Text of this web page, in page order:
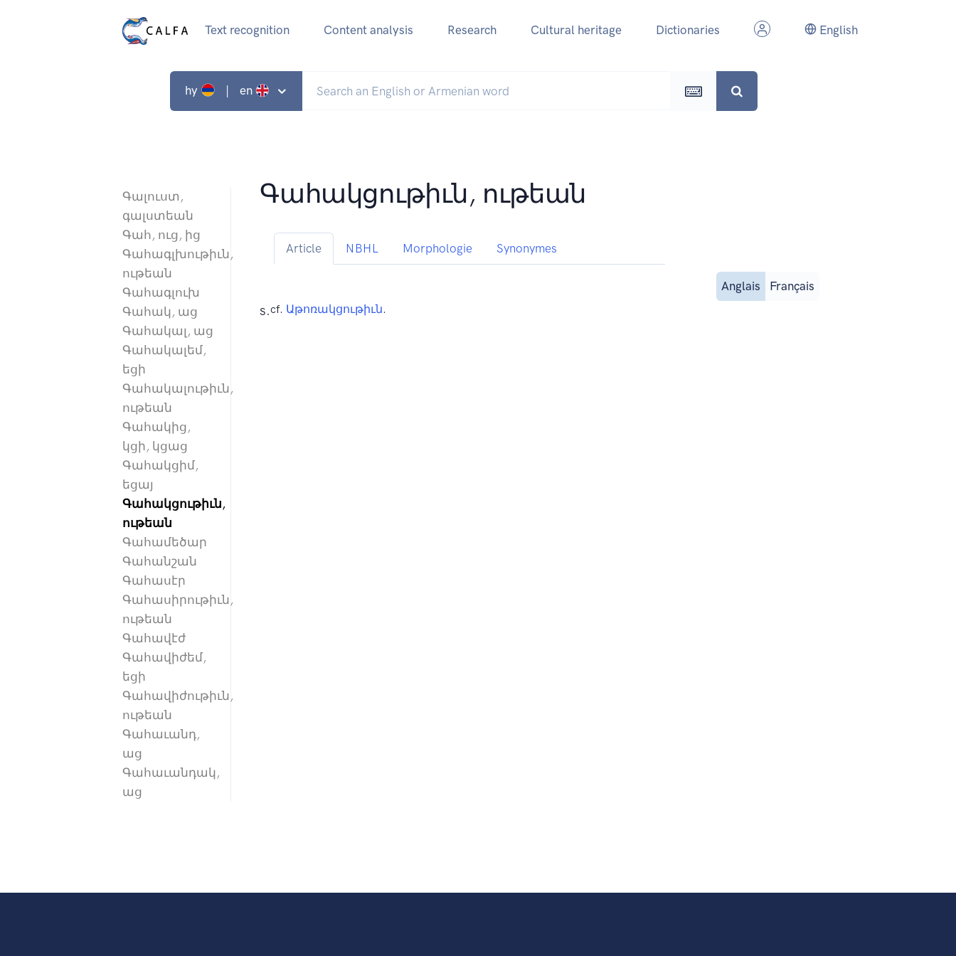
Text recognition Content analysis Research Cultural heritage Dictionaries English
hy | en
Գալուստ,
գալստեան
Գահ, ուց, ից
Գահագլխութիւն,
ութեան
Գահագլուխ
Գահակ, աց
Գահակալ, աց
Գահակալեմ,
եցի
Գահակալութիւն,
ութեան
Գահակից,
կցի, կցաց
Գահակցիմ,
եցայ
Գահակցութիւն,
ութեան
Գահամեծար
Գահանշան
Գահասէր
Գահասիրութիւն,
ութեան
Գահավէժ
Գահավիժեմ,
եցի
Գահավիժութիւն,
ութեան
Գահաւանդ,
աց
Գահաւանդակ,
աց
Գահակցութիւն, ութեան
Article NBHL Morphologie Synonymes
Anglais Français
s.cf. Աթոռակցութիւն.